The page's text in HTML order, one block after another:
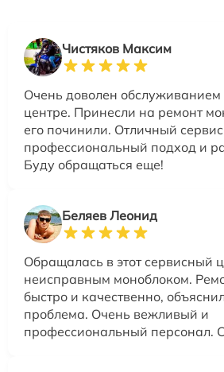
Чистяков Максим
Очень доволен обслуживанием
центре. Принесли на ремонт
его починили. Отличный
профессиональный подход и
Буду обращаться еще!
Беляев Леонид
Обращалась в этот сервисный
неисправным моноблоком.
быстро и качественно,
проблема. Очень вежливый и
профессиональный персонал.